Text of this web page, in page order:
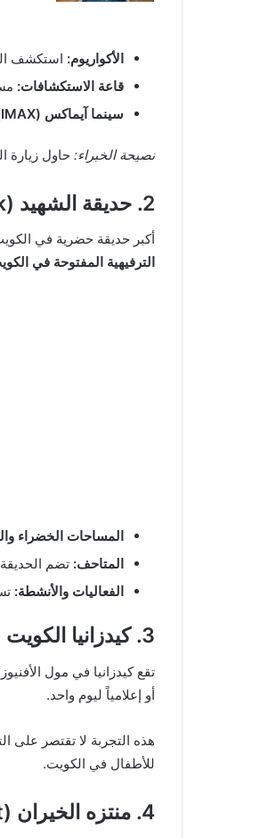
الأكواريوم: استكشف
قاعة الاستكشافات:
سينما آيماكس (IMAX):
نصيحة الخبراء: حاول زيارة
2. حديقة الشهيد (Al Shaheed Park)
أكبر حديقة حضرية في
الترفيهية المفتوحة في
المساحات الخضراء
المتاحف: تضم
الفعاليات والأنشطة:
3. كيدزانيا الكويت (KidZania Kuwait)
أو إعلامياً ليوم واحد.
هذه التجربة لا تقتصر على
للأطفال في الكويت.
4. منتزه الخيران (Khiran Resort)